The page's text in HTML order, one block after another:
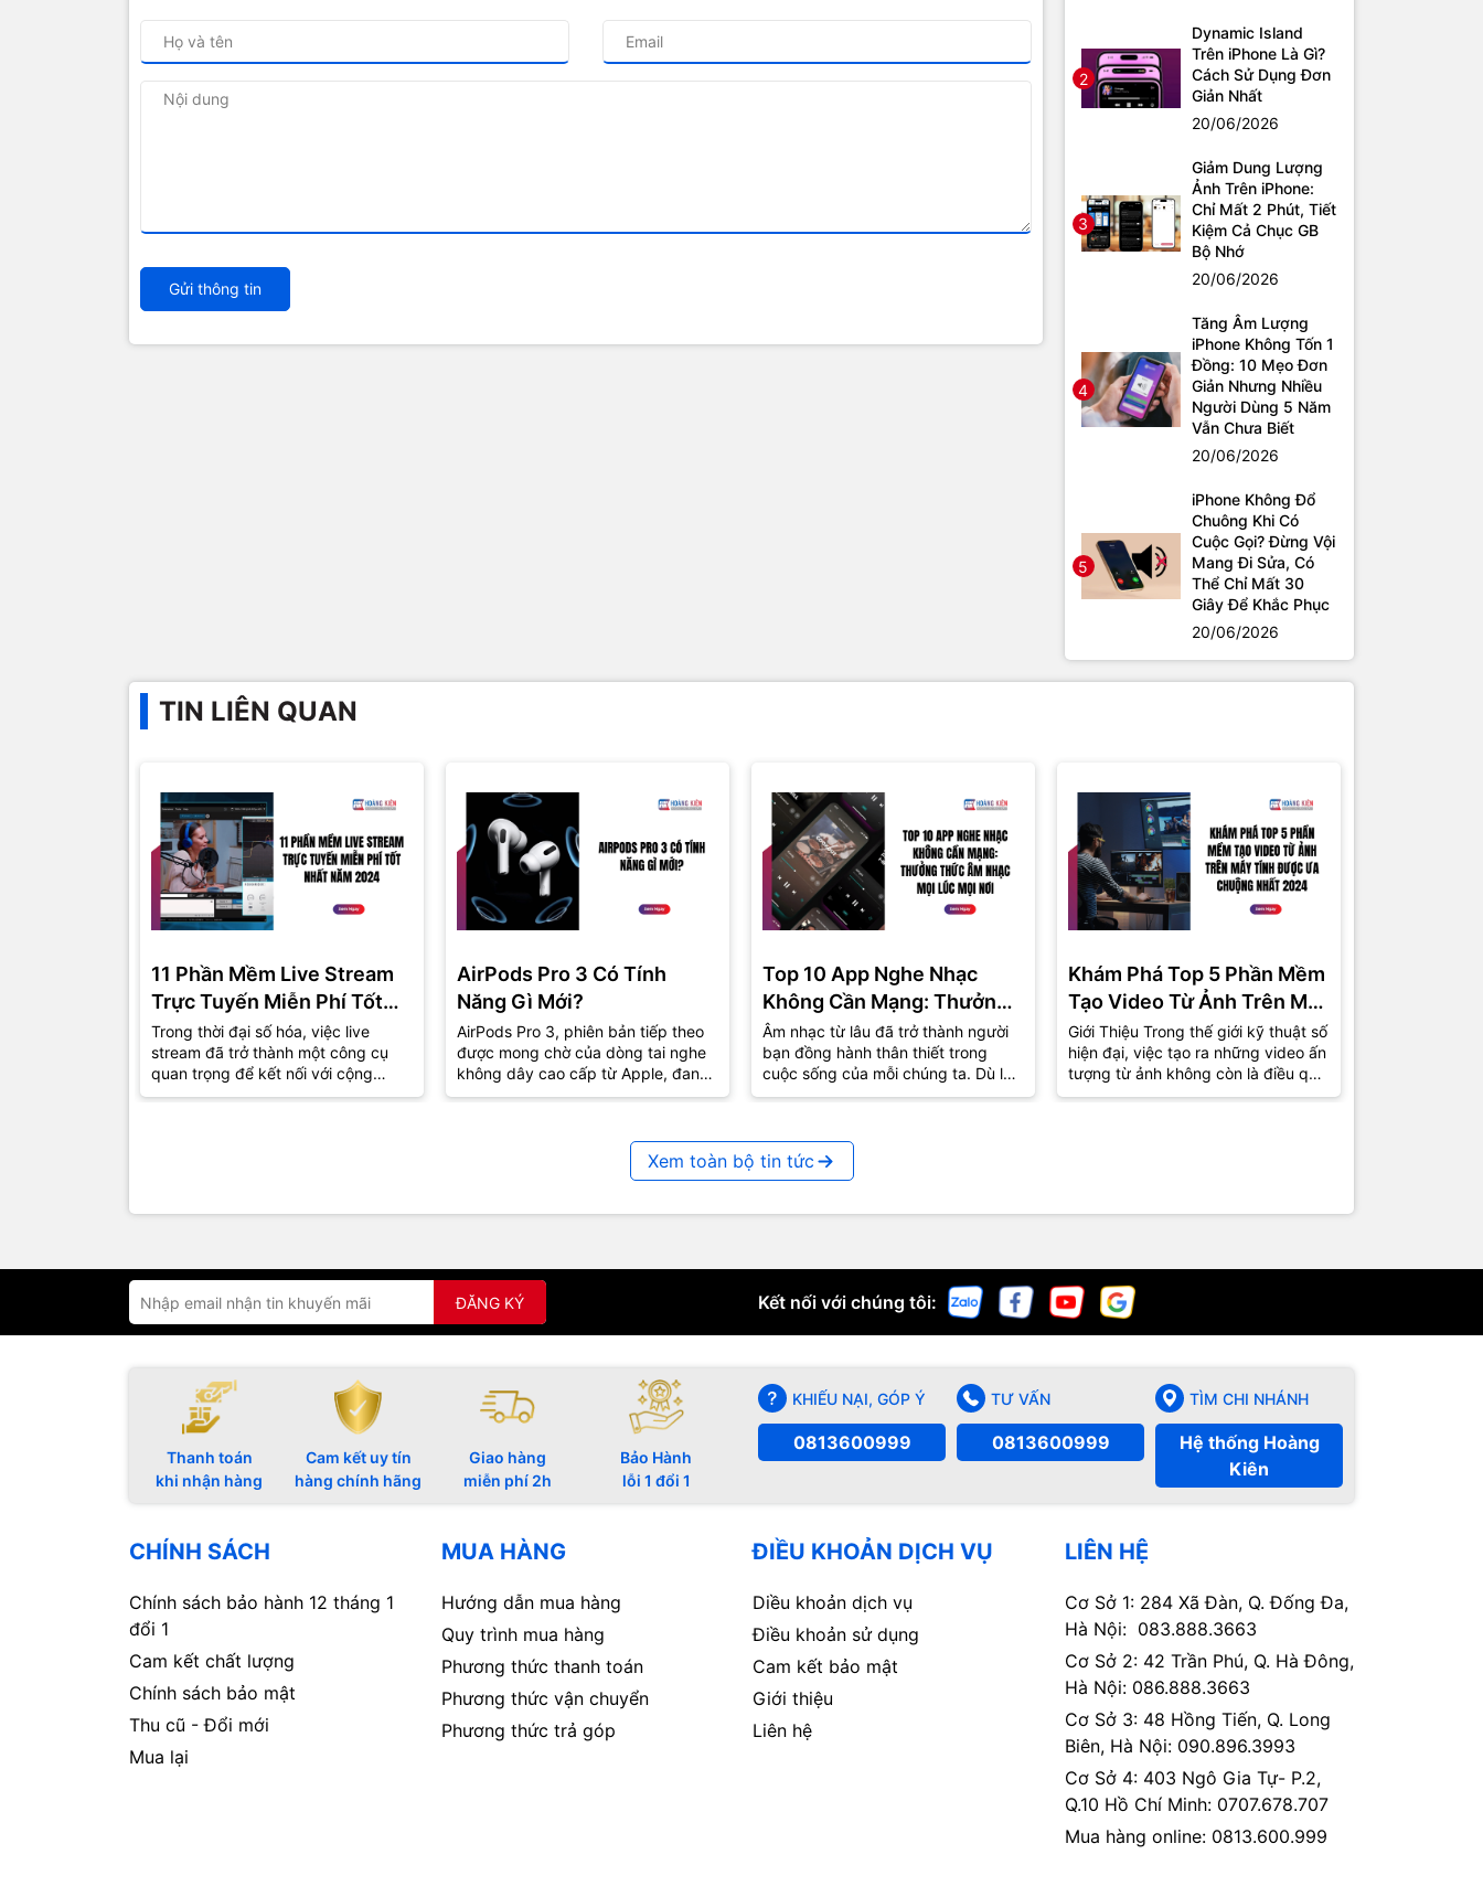
Gửi thông tin
2
Dynamic Island
Trên iPhone Là Gì?
Cách Sử Dụng Đơn
Giản Nhất
20/06/2026
3
Giảm Dung Lượng
Ảnh Trên iPhone:
Chỉ Mất 2 Phút, Tiết
Kiệm Cả Chục GB
Bộ Nhớ
20/06/2026
4
Tăng Âm Lượng
iPhone Không Tốn 1
Đồng: 10 Mẹo Đơn
Giản Nhưng Nhiều
Người Dùng 5 Năm
Vẫn Chưa Biết
20/06/2026
5
iPhone Không Đổ
Chuông Khi Có
Cuộc Gọi? Đừng Vội
Mang Đi Sửa, Có
Thể Chỉ Mất 30
Giây Để Khắc Phục
20/06/2026
TIN LIÊN QUAN
11 Phần Mềm Live Stream
Trực Tuyến Miễn Phí Tốt
Nhất Năm 2024
Trong thời đại số hóa, việc live
stream đã trở thành một công cụ
quan trọng để kết nối với cộng
đồng và khán giả. Dù bạn là một
AirPods Pro 3 Có Tính
Năng Gì Mới?
AirPods Pro 3, phiên bản tiếp theo
được mong chờ của dòng tai nghe
không dây cao cấp từ Apple, đang
thu hút sự quan tâm lớn từ cộng
Top 10 App Nghe Nhạc
Không Cần Mạng: Thưởng
Thức Âm Nhạc Mọi Nơi
Âm nhạc từ lâu đã trở thành người
bạn đồng hành thân thiết trong
cuộc sống của mỗi chúng ta. Dù là
lúc vui hay buồn, âm nhạc luôn
Khám Phá Top 5 Phần Mềm
Tạo Video Từ Ảnh Trên Máy
Tính Được Ưa Chuộng Nhất
2024
Giới Thiệu Trong thế giới kỹ thuật số
hiện đại, việc tạo ra những video ấn
tượng từ ảnh không còn là điều quá
xa lạ. Từ những bức ảnh kỷ...
Xem toàn bộ tin tức
ĐĂNG KÝ Kết nối với chúng tôi:
Thanh toán
khi nhận hàng
Cam kết uy tín
hàng chính hãng
Giao hàng
miễn phí 2h
Bảo Hành
lỗi 1 đổi 1
KHIẾU NẠI, GÓP Ý
0813600999
TƯ VẤN
0813600999
TÌM CHI NHÁNH
Hệ thống Hoàng
Kiên
CHÍNH SÁCH
Chính sách bảo hành 12 tháng 1
đổi 1
Cam kết chất lượng
Chính sách bảo mật
Thu cũ - Đổi mới
Mua lại
MUA HÀNG
Hướng dẫn mua hàng
Quy trình mua hàng
Phương thức thanh toán
Phương thức vận chuyển
Phương thức trả góp
ĐIỀU KHOẢN DỊCH VỤ
Diều khoản dịch vụ
Điều khoản sử dụng
Cam kết bảo mật
Giới thiệu
Liên hệ
LIÊN HỆ
Cơ Sở 1: 284 Xã Đàn, Q. Đống Đa,
Hà Nội: 083.888.3663
Cơ Sở 2: 42 Trần Phú, Q. Hà Đông,
Hà Nội: 086.888.3663
Cơ Sở 3: 48 Hồng Tiến, Q. Long
Biên, Hà Nội: 090.896.3993
Cơ Sở 4: 403 Ngô Gia Tự- P.2,
Q.10 Hồ Chí Minh: 0707.678.707
Mua hàng online: 0813.600.999